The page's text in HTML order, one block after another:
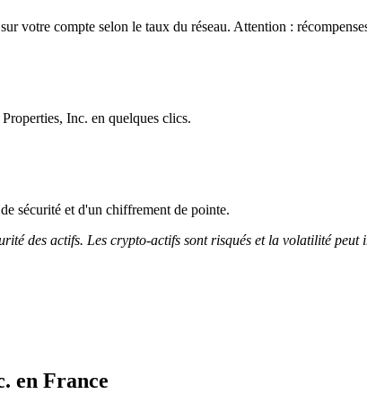
votre compte selon le taux du réseau. Attention :
Inc. en quelques clics.
sécurité et d'un chiffrement de pointe.
des actifs. Les crypto-actifs sont risqués et la volatilité
en France